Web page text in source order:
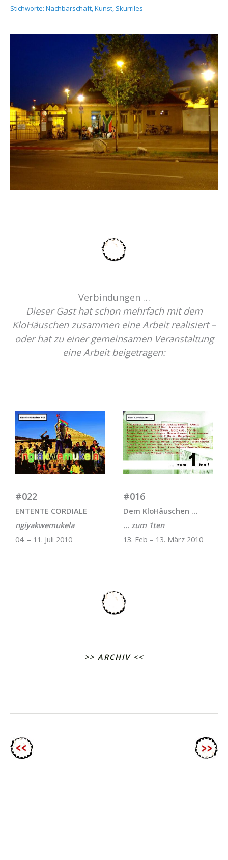
Stichworte: Nachbarschaft, Kunst, Skurriles
Verbindungen …
Dieser Gast hat schon mehrfach mit dem
KloHäuschen zusammen eine Arbeit realisiert –
oder hat zu einer gemeinsamen Veranstaltung
eine Arbeit beigetragen:
#022
ENTENTE CORDIALE
ngiyakwemukela
04. – 11. Juli 2010
#016
Dem KloHäuschen …
… zum 1ten
13. Feb – 13. März 2010
>> ARCHIV <<